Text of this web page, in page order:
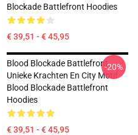
Blockade Battlefront Hoodies
€ 39,51 - € 45,95
Blood Blockade Battlefront
Unieke Krachten En City Motif
Blood Blockade Battlefront
Hoodies
€ 39,51 - € 45,95
-20%